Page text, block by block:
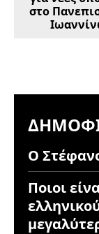
στο
Ο
Ποιοι